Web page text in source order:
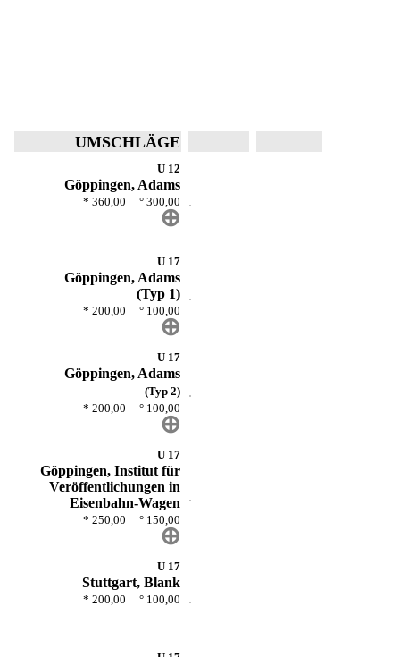
Württemberg
UMSCHLÄGE
U 12
Göppingen, Adams
* 360,00 ° 300,00
⊕
U 17
Göppingen, Adams
(Typ 1)
* 200,00 ° 100,00
⊕
U 17
Göppingen, Adams
(Typ 2)
* 200,00 ° 100,00
⊕
U 17
Göppingen, Institut für
Veröffentlichungen in
Eisenbahn-Wagen
* 250,00 ° 150,00
⊕
U 17
Stuttgart, Blank
* 200,00 ° 100,00